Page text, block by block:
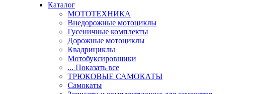
Каталог
МОТОТЕХНИКА
Внедорожные мотоциклы
Гусеничные комплекты
Дорожные мотоциклы
Квадрициклы
Мотобуксировщики
... Показать все
ТРЮКОВЫЕ САМОКАТЫ
Самокаты